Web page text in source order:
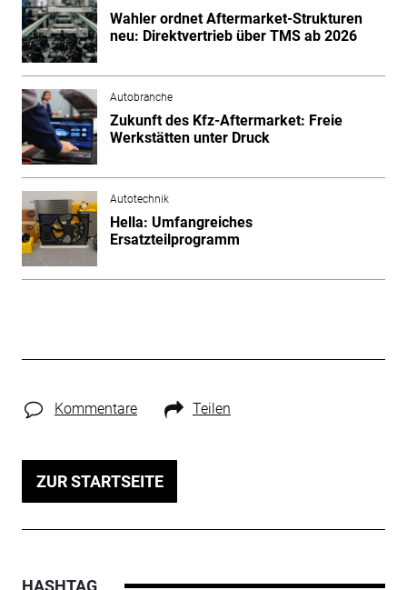
Wahler ordnet Aftermarket-Strukturen
neu: Direktvertrieb über TMS ab 2026
Autobranche
Zukunft des Kfz-Aftermarket: Freie
Werkstätten unter Druck
Autotechnik
Hella: Umfangreiches
Ersatzteilprogramm
Kommentare Teilen
ZUR STARTSEITE
HASHTAG